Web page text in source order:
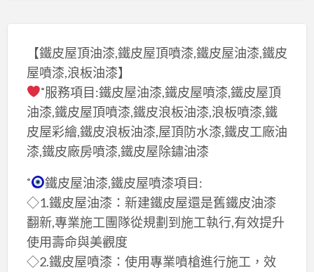
【鐵皮屋頂油漆,鐵皮屋頂噴漆,鐵皮屋油漆,鐵皮
屋噴漆,浪板油漆】
˚服務項目:鐵皮屋油漆,鐵皮屋噴漆,鐵皮屋頂
油漆,鐵皮屋頂噴漆,鐵皮浪板油漆,浪板噴漆,鐵
皮屋彩繪,鐵皮浪板油漆,屋頂防水漆,鐵皮工廠油
漆,鐵皮廠房噴漆,鐵皮屋除鏽油漆
˚
鐵皮屋油漆,鐵皮屋噴漆項目:
◇1.鐵皮屋油漆：新建鐵皮屋還是舊鐵皮油漆
翻新,專業施工團隊從規劃到施工執行,有效提升
使用壽命與美觀度
◇2.鐵皮屋噴漆：使用專業噴槍進行施工，效